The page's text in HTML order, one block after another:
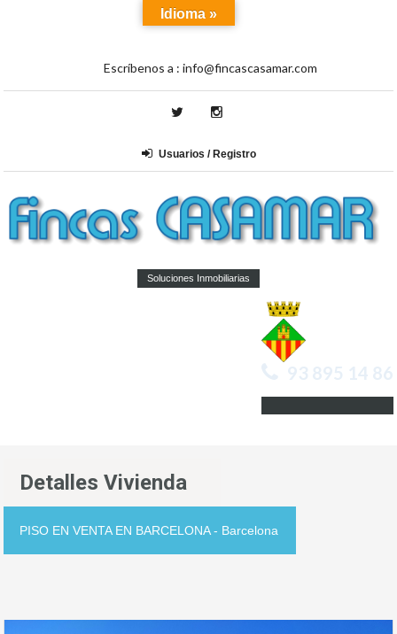
Escríbenos a : info@fincascasamar.com
Usuarios / Registro
Soluciones Inmobiliarias
93 895 14 86
Detalles Vivienda
PISO EN VENTA EN BARCELONA - Barcelona
Idioma »